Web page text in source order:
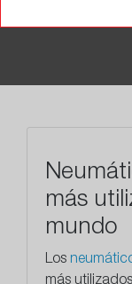
más
mundo
Los